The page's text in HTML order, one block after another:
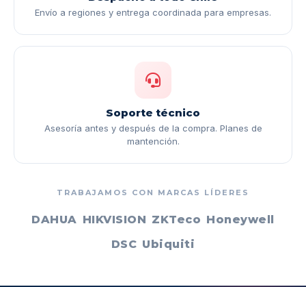
Envío a regiones y entrega coordinada para empresas.
Soporte técnico
Asesoría antes y después de la compra. Planes de
mantención.
TRABAJAMOS CON MARCAS LÍDERES
DAHUA HIKVISION ZKTeco Honeywell
DSC Ubiquiti